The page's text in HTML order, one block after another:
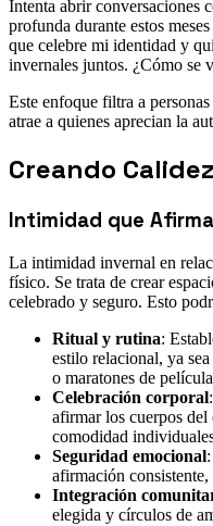
Intenta abrir conversaciones
profunda durante estos
que celebre mi identidad y
invernales juntos. ¿Cómo se
Este enfoque filtra a
atrae a quienes aprecian la
Creando
Intimidad que
La intimidad invernal en
físico. Se trata de crear
celebrado y seguro. Esto
Ritual y rutina:
estilo relacional, ya
o maratones de
Celebración corporal
afirmar los cuerpos del
comodidad
Seguridad emocional
afirmación
Integración
elegida y círculos de